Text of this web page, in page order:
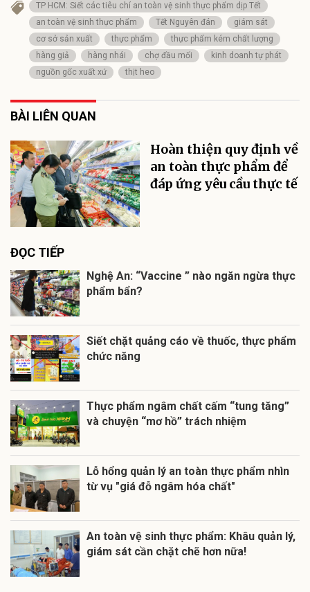
TP HCM: Siết các tiêu chí an toàn vệ sinh thực phẩm dịp Tết
an toàn vệ sinh thực phẩm
Tết Nguyên đán
giám sát
cơ sở sản xuất
thực phẩm
thực phẩm kém chất lượng
hàng giả
hàng nhái chợ đầu mối
kinh doanh tự phát
nguồn gốc xuất xứ
thịt heo
BÀI LIÊN QUAN
Hoàn thiện quy định về
an toàn thực phẩm để
đáp ứng yêu cầu thực tế
ĐỌC TIẾP
Nghệ An: “Vaccine ” nào ngăn ngừa thực
phẩm bẩn?
Siết chặt quảng cáo về thuốc, thực phẩm
chức năng
Thực phẩm ngâm chất cấm “tung tăng”
và chuyện “mơ hồ” trách nhiệm
Lỗ hổng quản lý an toàn thực phẩm nhìn
từ vụ "giá đỗ ngâm hóa chất"
An toàn vệ sinh thực phẩm: Khâu quản lý,
giám sát cần chặt chẽ hơn nữa!